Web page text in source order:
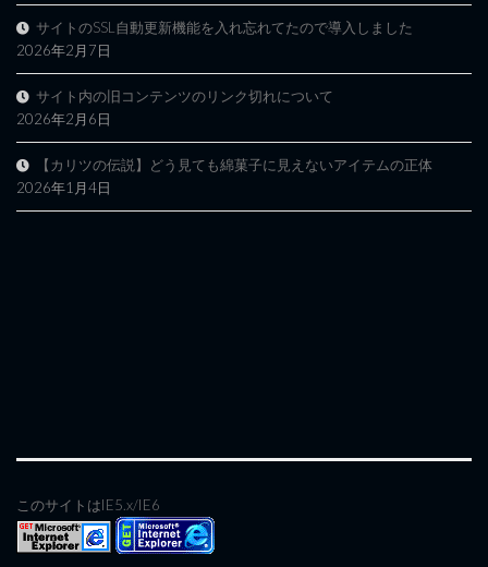
サイトのSSL自動更新機能を入れ忘れてたので導入しました
2026年2月7日
サイト内の旧コンテンツのリンク切れについて
2026年2月6日
【カリツの伝説】どう見ても綿菓子に見えないアイテムの正体
2026年1月4日
このサイトはIE5.x/IE6